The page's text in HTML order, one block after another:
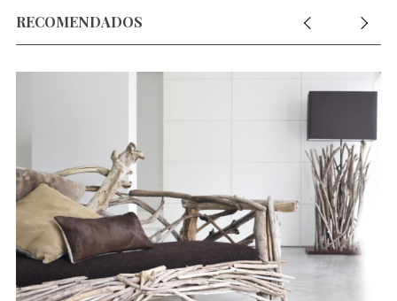
RECOMENDADOS